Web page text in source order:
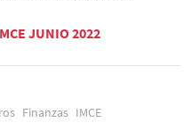
JUNIO 2022
Finanzas IMCE